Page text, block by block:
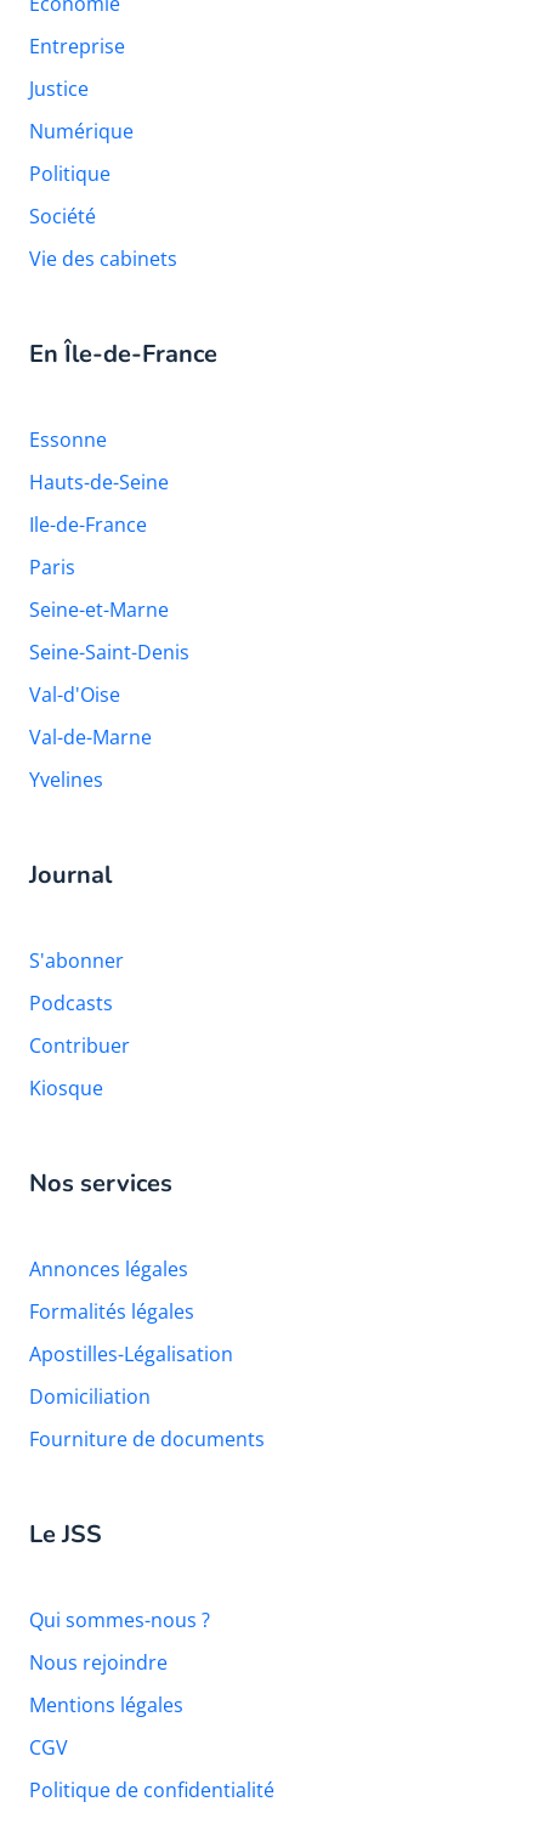
Entreprise
Justice
Numérique
Politique
Société
Vie des cabinets
En Île-de-France
Essonne
Hauts-de-Seine
Ile-de-France
Paris
Seine-et-Marne
Seine-Saint-Denis
Val-d'Oise
Val-de-Marne
Yvelines
Journal
S'abonner
Podcasts
Contribuer
Kiosque
Nos services
Annonces légales
Formalités légales
Apostilles-Légalisation
Domiciliation
Fourniture de documents
Le JSS
Qui sommes-nous ?
Nous rejoindre
Mentions légales
CGV
Politique de confidentialité